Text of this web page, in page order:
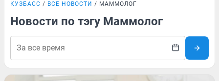
КУЗБАСС ВСЕ НОВОСТИ МАММОЛОГ
Новости по тэгу Маммолог